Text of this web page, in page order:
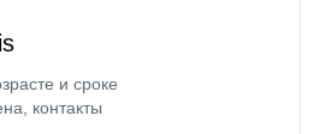
и сроке
контакты